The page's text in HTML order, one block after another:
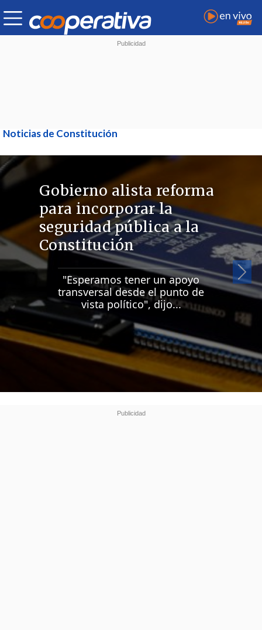
Noticias de Constitución
Gobierno alista reforma
para incorporar la
seguridad pública a la
Constitución
"Esperamos tener un apoyo
transversal desde el punto de
vista político", dijo...